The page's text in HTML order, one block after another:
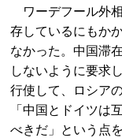
ワーデフール外
存しているにもか
なかった。中国滞
しないように要求
行使して、ロシア
「中国とドイツは
べきだ」という点